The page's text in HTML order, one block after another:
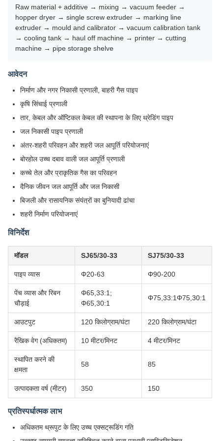
Raw material + additive → mixing → vacuum feeder →
hopper dryer → single screw extruder → marking line
extruder → mould and calibrator → vacuum calibration tank
→ cooling tank → haul off machine → printer → cutting
machine → pipe storage shelve
आवेदन
निर्माण और नगर निकासी प्रणाली, बाहरी गैस पाइप
कृषि सिंचाई प्रणाली
तार, केबल और ऑप्टिकल केबल की स्थापना के लिए थ्रेडिंग पाइप
जल निकासी पाइप प्रणाली
अंतर-शहरी परिवहन और शहरी जल आपूर्ति परियोजनाएं
बोरहोल उच्च दबाव वाली जल आपूर्ति प्रणाली
कच्चे तेल और प्राकृतिक गैस का परिवहन
दैनिक जीवन जल आपूर्ति और जल निकासी
बिजली और रासायनिक संयंत्रों का बुनियादी ढांचा
शहरी निर्माण परियोजनाएं
विनिर्देश
मॉडल SJ65/30-33 SJ75/30-33
पाइप व्यास Φ20-63 Φ90-200
पेंच व्यास और रिबन
चौड़ाई
Φ65,33:1;
Φ65,30:1
Φ75,33:1Φ75,30:1
आउटपुट 120 किलोग्राम/घंटा 220 किलोग्राम/घंटा
रैखिक वेग (अधिकतम) 10 मीटर/मिनट 4 मीटर/मिनट
स्थापित करने की
क्षमता
58 85
उत्पादकता वर्ष (मीटर) 350 150
प्रतिस्पर्धात्मक लाभ
अधिकतम थ्रूपुट के लिए उच्च एक्सट्रूडिंग गति